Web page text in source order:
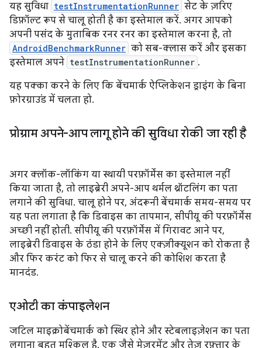
यह सुविधा testInstrumentationRunner सेट के ज़रिए
डिफ़ॉल्ट रूप से चालू होती है का इस्तेमाल करें. अगर आपको
अपनी पसंद के मुताबिक रनर रनर का इस्तेमाल करना है, तो
AndroidBenchmarkRunner को सब-क्लास करें और इसका
इस्तेमाल अपने testInstrumentationRunner .
यह पक्का करने के लिए कि बेंचमार्क ऐप्लिकेशन ड्राइंग के बिना
फ़ोरग्राउंड में चलता हो.
प्रोग्राम अपने-आप लागू होने की सुविधा रोकी जा रही है
अगर क्लॉक-लॉकिंग या स्थायी परफ़ॉर्मेंस का इस्तेमाल नहीं
किया जाता है, तो लाइब्रेरी अपने-आप थर्मल थ्रॉटलिंग का पता
लगाने की सुविधा. चालू होने पर, अंदरूनी बेंचमार्क समय-समय पर
यह पता लगाता है कि डिवाइस का तापमान, सीपीयू की परफ़ॉर्मेंस
अच्छी नहीं होती. सीपीयू की परफ़ॉर्मेंस में गिरावट आने पर,
लाइब्रेरी डिवाइस के ठंडा होने के लिए एक्ज़ीक्यूशन को रोकता है
और फिर करंट को फिर से चालू करने की कोशिश करता है
मानदंड.
एओटी का कंपाइलेशन
जटिल माइक्रोबेंचमार्क को स्थिर होने और स्टेबलाइज़ेशन का पता
लगाना बहुत मुश्किल है. एक जैसे मेज़रमेंट और तेज़ रफ़्तार के